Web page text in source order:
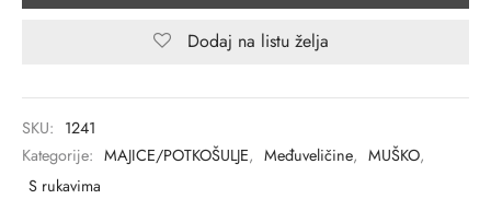
Dodaj na listu želja
SKU: 1241
Kategorije: MAJICE/POTKOŠULJE, Međuveličine, MUŠKO,
S rukavima